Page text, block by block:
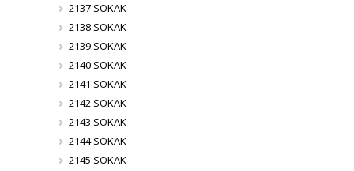
2137 SOKAK
2138 SOKAK
2139 SOKAK
2140 SOKAK
2141 SOKAK
2142 SOKAK
2143 SOKAK
2144 SOKAK
2145 SOKAK